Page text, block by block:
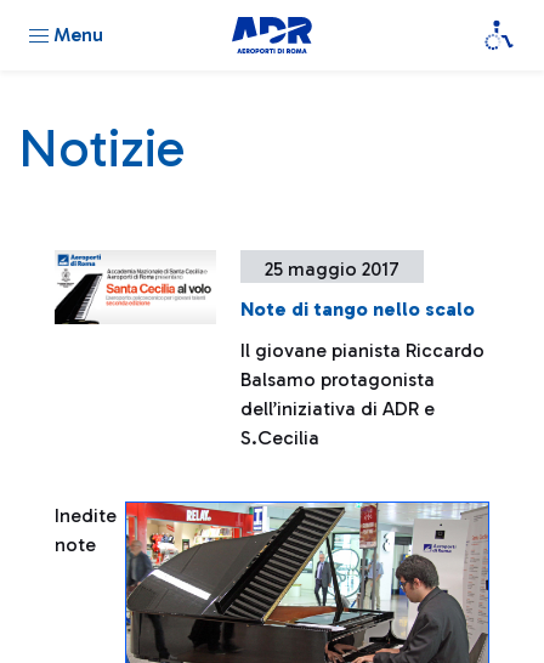
Menu
Notizie
25 maggio 2017
Note di tango nello scalo
Il giovane pianista Riccardo
Balsamo protagonista
dell’iniziativa di ADR e
S.Cecilia
Inedite
note